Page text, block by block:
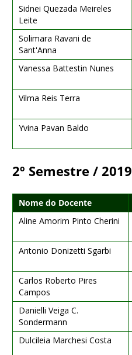
Sidnei Quezada Meireles
Leite
Solimara Ravani de
Sant'Anna
Vanessa Battestin Nunes
Vilma Reis Terra
Yvina Pavan Baldo
2º Semestre / 2019
Nome do Docente
Aline Amorim Pinto Cherini
Antonio Donizetti Sgarbi
Carlos Roberto Pires
Campos
Danielli Veiga C.
Sondermann
Dulcileia Marchesi Costa